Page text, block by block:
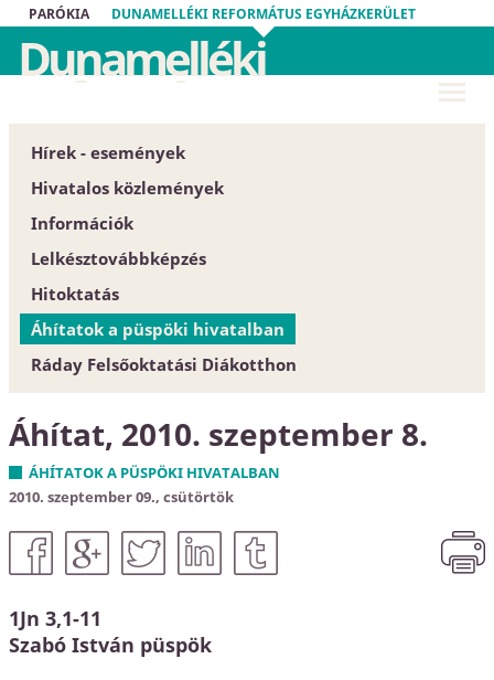
PARÓKIA DUNAMELLÉKI REFORMÁTUS EGYHÁZKERÜLET
Dunamelléki
Református
Egyházkerület
Hírek - események
Hivatalos közlemények
Püspöki Hivatal
Közgyűlés
Zárt tartalom
Szabályrendeletek
Űrlapok
Dunamellék története
Közlöny
EGYH-KCP projektbeszámoló
Közbeszerzés
KEHOP
Kiss Géza emlékház és közösségi központ kialakítása
Információk
Egyházközségek
Esperesi Hivatalok
Püspöki Hivatal
Elnökség és szervezet
Konferencia-központ
Címtár
Lelkésztovábbképzés
Hitoktatás
Hitoktatót keresünk
Hitoktató állást keres
Áhítatok a püspöki hivatalban
Ráday Felsőoktatási Diákotthon
Áhítat, 2010. szeptember 8.
ÁHÍTATOK A PÜSPÖKI HIVATALBAN
2010. szeptember 09., csütörtök
1Jn 3,1-11
Szabó István püspök